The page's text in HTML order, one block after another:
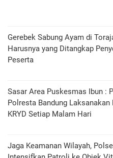
Gerebek Sabung Ayam di
Harusnya yang Ditangkap
Peserta
Sasar Area Puskesmas Ibun :
Polresta Bandung
KRYD Setiap Malam Hari
Jaga Keamanan Wilayah,